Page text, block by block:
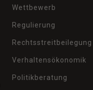
Wettbewerb
Regulierung
Rechtsstreitbeilegung
Verhaltensökonomik
Politikberatung